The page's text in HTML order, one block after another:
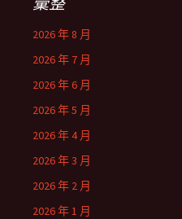
2026 年 8 月
2026 年 7 月
2026 年 6 月
2026 年 5 月
2026 年 4 月
2026 年 3 月
2026 年 2 月
2026 年 1 月